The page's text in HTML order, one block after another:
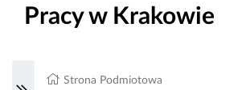
Pracy w Krakowie
Strona Podmiotowa